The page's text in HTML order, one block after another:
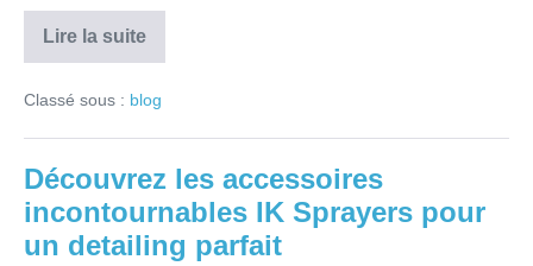
Lire la suite
Classé sous : blog
Découvrez les accessoires
incontournables IK Sprayers pour
un detailing parfait